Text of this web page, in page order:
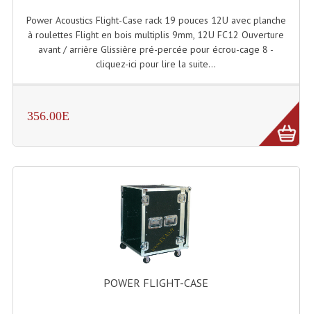
Cercle Struct SCC Carre
Cercle Struct Triangulaire290
Grill Auto-Porté
Pendrillon Et Ossature
Pieds De Levage
Ponts - Portiques
Power Acoustics Flight-Case rack 19 pouces 12U avec planche
à roulettes Flight en bois multiplis 9mm, 12U FC12 Ouverture
avant / arrière Glissière pré-percée pour écrou-cage 8 -
cliquez-ici pour lire la suite...
356.00E
POWER FLIGHT-CASE